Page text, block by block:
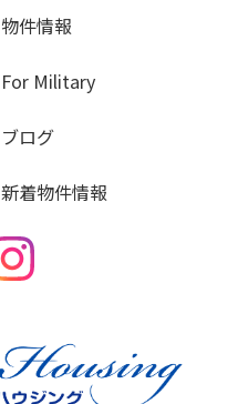
物件情報
For Military
ブログ
新着物件情報